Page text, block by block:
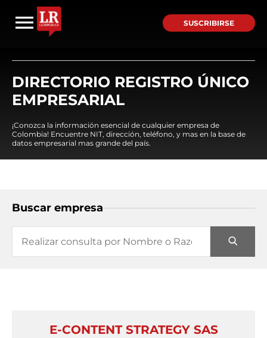
SUSCRIBIRSE
DIRECTORIO REGISTRO ÚNICO
EMPRESARIAL
¡Conozca la información esencial de cualquier empresa de
Colombia! Encuentre NIT, dirección, teléfono, y mas en la base de
datos empresarial mas grande del país.
Buscar empresa
E-CONTENT STRATEGY SAS